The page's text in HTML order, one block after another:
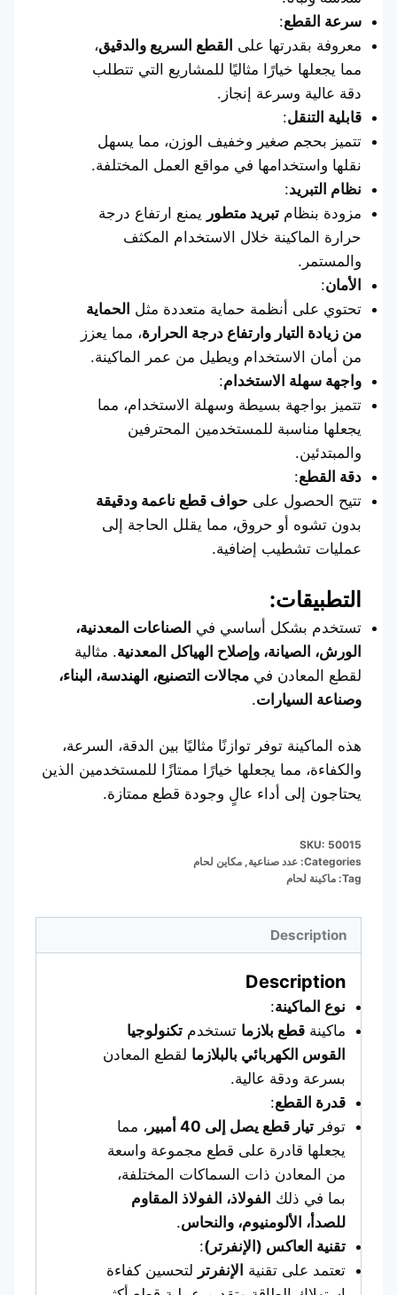
سرعة القطع:
معروفة بقدرتها على القطع السريع والدقيق،
مما يجعلها خيارًا مثاليًا للمشاريع التي تتطلب
دقة عالية وسرعة إنجاز.
قابلية التنقل:
تتميز بحجم صغير وخفيف الوزن، مما يسهل
نقلها واستخدامها في مواقع العمل المختلفة.
نظام التبريد:
مزودة بنظام تبريد متطور يمنع ارتفاع درجة
حرارة الماكينة خلال الاستخدام المكثف
والمستمر.
الأمان:
تحتوي على أنظمة حماية متعددة مثل الحماية
من زيادة التيار وارتفاع درجة الحرارة، مما يعزز
من أمان الاستخدام ويطيل من عمر الماكينة.
واجهة سهلة الاستخدام:
تتميز بواجهة بسيطة وسهلة الاستخدام، مما
يجعلها مناسبة للمستخدمين المحترفين
والمبتدئين.
دقة القطع:
تتيح الحصول على حواف قطع ناعمة ودقيقة
بدون تشوه أو حروق، مما يقلل الحاجة إلى
عمليات تشطيب إضافية.
التطبيقات:
تستخدم بشكل أساسي في الصناعات المعدنية،
الورش، الصيانة، وإصلاح الهياكل المعدنية. مثالية
لقطع المعادن في مجالات التصنيع، الهندسة، البناء،
وصناعة السيارات.
هذه الماكينة توفر توازنًا مثاليًا بين الدقة، السرعة،
والكفاءة، مما يجعلها خيارًا ممتازًا للمستخدمين الذين
يحتاجون إلى أداء عالٍ وجودة قطع ممتازة.
SKU: 50015
Categories: عدد صناعية, مكاين لحام
Tag: ماكينة لحام
Description
Description
نوع الماكينة:
ماكينة قطع بلازما تستخدم تكنولوجيا
القوس الكهربائي بالبلازما لقطع المعادن
بسرعة ودقة عالية.
قدرة القطع:
توفر تيار قطع يصل إلى 40 أمبير
، مما
يجعلها قادرة على قطع مجموعة واسعة
من المعادن ذات السماكات المختلفة،
بما في ذلك الفولاذ، الفولاذ المقاوم
للصدأ، الألومنيوم، والنحاس.
تقنية العاكس (الإنفرتر):
تعتمد على تقنية الإنفرتر لتحسين كفاءة